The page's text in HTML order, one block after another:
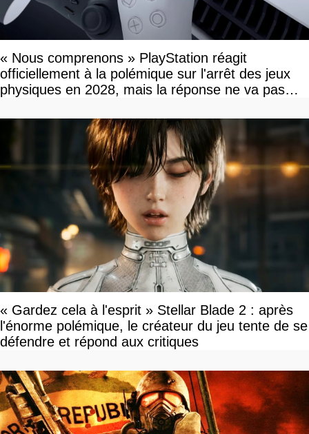
« Nous comprenons » PlayStation réagit
officiellement à la polémique sur l'arrêt des jeux
physiques en 2028, mais la réponse ne va pas
« Gardez cela à l'esprit » Stellar Blade 2 : après
l'énorme polémique, le créateur du jeu tente de se
défendre et répond aux critiques